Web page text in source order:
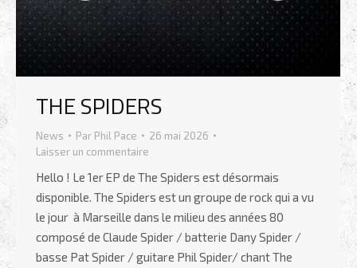
THE SPIDERS
News Par Phil Pace
26 mai 2026
Laisser un commentaire
Hello ! Le 1er EP de The Spiders est désormais
disponible. The Spiders est un groupe de rock qui a vu
le jour à Marseille dans le milieu des années 80
composé de Claude Spider / batterie Dany Spider /
basse Pat Spider / guitare Phil Spider/ chant The